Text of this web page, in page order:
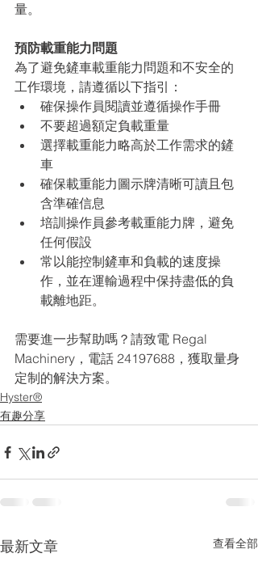
量。
預防載重能力問題
為了避免鏟車載重能力問題和不安全的
工作環境，請遵循以下指引：
確保操作員閱讀並遵循操作手冊
不要超過額定負載重量
選擇載重能力略高於工作需求的鏟
車
確保載重能力圖示牌清晰可讀且包
含準確信息
培訓操作員參考載重能力牌，避免
任何假設
常以能控制鏟車和負載的速度操
作，並在運輸過程中保持盡低的負
載離地距。
需要進一步幫助嗎？請致電 Regal
Machinery，電話 24197688，獲取量身
定制的解決方案。
Hyster®
有趣分享
最新文章 查看全部